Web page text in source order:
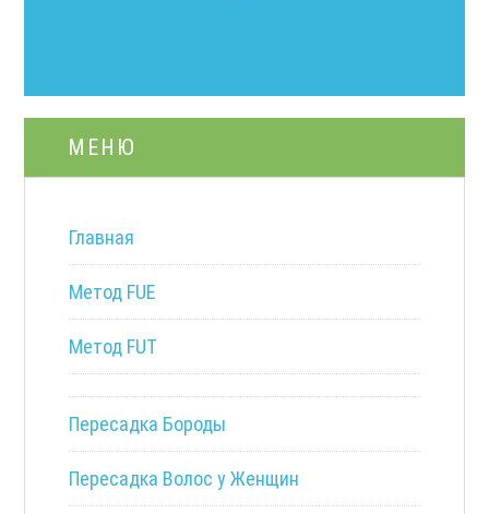
МЕНЮ
Главная
Метод FUE
Метод FUT
Пересадка Бороды
Пересадка Волос у Женщин